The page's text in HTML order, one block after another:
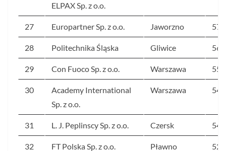
ELPAX Sp. z o.o.
27 Europartner Sp. z o.o. Jaworzno 576
28 Politechnika Śląska Gliwice 563
29 Con Fuoco Sp. z o.o. Warszawa 556
30
Academy International
Sp. z o.o.
Warszawa 543
31 L. J. Peplinscy Sp. z o.o. Czersk 541
32 FT Polska Sp. z o.o. Pławno 528